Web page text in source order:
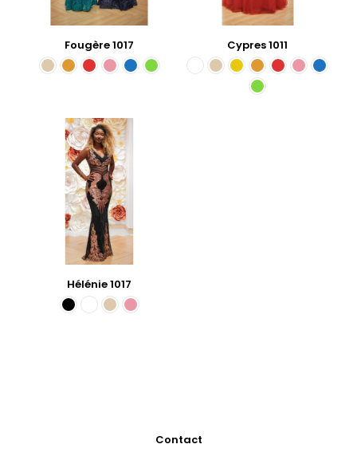
Fougère 1017 Cypres 1011
Hélénie 1017
Contact